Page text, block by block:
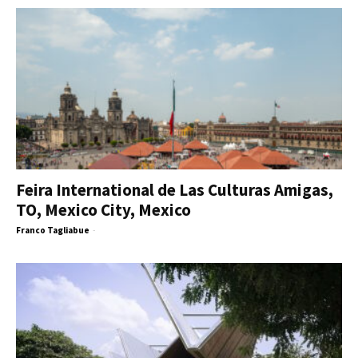
Feira International de Las Culturas Amigas,
TO, Mexico City, Mexico
Franco Tagliabue -